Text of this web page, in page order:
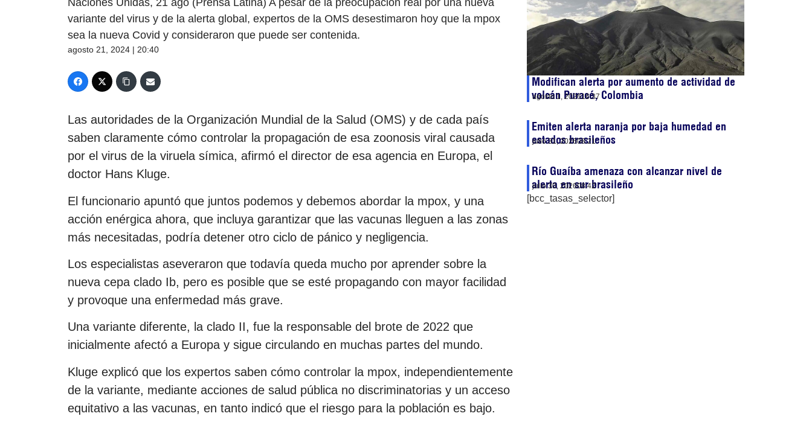
Naciones Unidas, 21 ago (Prensa Latina) A pesar de la preocupación real por una nueva
variante del virus y de la alerta global, expertos de la OMS desestimaron hoy que la mpox
sea la nueva Covid y consideraron que puede ser contenida.
agosto 21, 2024 | 20:40
Las autoridades de la Organización Mundial de la Salud (OMS) y de cada país
saben claramente cómo controlar la propagación de esa zoonosis viral causada
por el virus de la viruela símica, afirmó el director de esa agencia en Europa, el
doctor Hans Kluge.
El funcionario apuntó que juntos podemos y debemos abordar la mpox, y una
acción enérgica ahora, que incluya garantizar que las vacunas lleguen a las zonas
más necesitadas, podría detener otro ciclo de pánico y negligencia.
Los especialistas aseveraron que todavía queda mucho por aprender sobre la
nueva cepa clado Ib, pero es posible que se esté propagando con mayor facilidad
y provoque una enfermedad más grave.
Una variante diferente, la clado II, fue la responsable del brote de 2022 que
inicialmente afectó a Europa y sigue circulando en muchas partes del mundo.
Kluge explicó que los expertos saben cómo controlar la mpox, independientemente
de la variante, mediante acciones de salud pública no discriminatorias y un acceso
equitativo a las vacunas, en tanto indicó que el riesgo para la población es bajo.
Modifican alerta por aumento de actividad de
volcán Puracé, Colombia
agosto 1, 202616:37
Emiten alerta naranja por baja humedad en
estados brasileños
julio 31, 202608:21
Río Guaíba amenaza con alcanzar nivel de
alerta en sur brasileño
julio 30, 202608:42
[bcc_tasas_selector]